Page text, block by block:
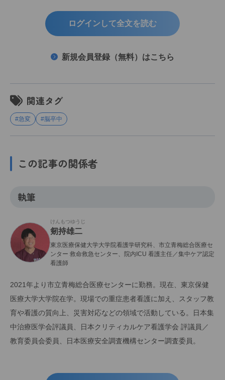
ログインして全文を読む
新規会員登録（無料）はこちら
関連タグ
#急変 #脳卒中
この記事の関係者
執筆
けんもつゆうじ
剱持雄二
東京医療保健大学大学院看護学研究科、市立青梅総合医療セ
ンター 救命救急センター、院内ICU 看護主任／集中ケア認定
看護師
2021年より市立青梅総合医療センターに勤務。現在、東京保健
医療大学大学院在学。現場での重症患者看護に加え、スタッフ教
育や看護の質向上、災害対応などの領域で活動している。日本集
中治療医学会評議員、日本クリティカルケア看護学会 評議員／
教育委員会委員、日本医療安全調査機構センター調査委員。